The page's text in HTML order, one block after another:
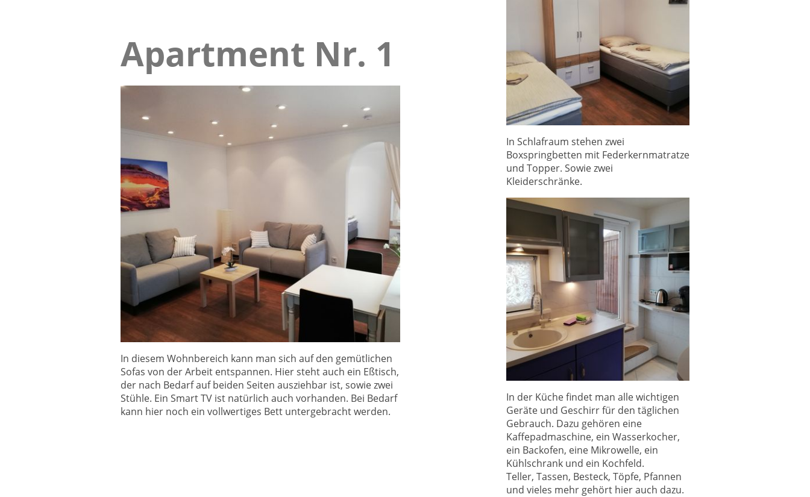
Apartment Nr. 1
In diesem Wohnbereich kann man sich auf den gemütlichen
Sofas von der Arbeit entspannen. Hier steht auch ein Eßtisch,
der nach Bedarf auf beiden Seiten ausziehbar ist, sowie zwei
Stühle. Ein Smart TV ist natürlich auch vorhanden. Bei Bedarf
kann hier noch ein vollwertiges Bett untergebracht werden.
In Schlafraum stehen zwei
Boxspringbetten mit Federkernmatratze
und Topper. Sowie zwei
Kleiderschränke.
In der Küche findet man alle wichtigen
Geräte und Geschirr für den täglichen
Gebrauch. Dazu gehören eine
Kaffepadmaschine, ein Wasserkocher,
ein Backofen, eine Mikrowelle, ein
Kühlschrank und ein Kochfeld.
Teller, Tassen, Besteck, Töpfe, Pfannen
und vieles mehr gehört hier auch dazu.